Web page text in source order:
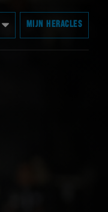
MIJN HERACLES